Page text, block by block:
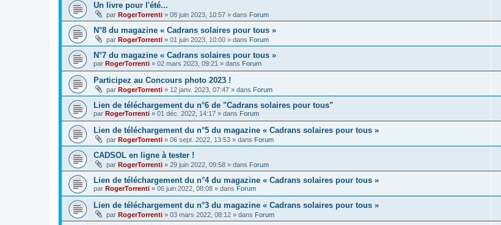
Un livre pour l'été...
par RogerTorrenti » 08 juin 2023, 10:57 » dans Forum
N°8 du magazine « Cadrans solaires pour tous »
par RogerTorrenti » 01 juin 2023, 10:00 » dans Forum
N°7 du magazine « Cadrans solaires pour tous »
par RogerTorrenti » 02 mars 2023, 09:21 » dans Forum
Participez au Concours photo 2023 !
par RogerTorrenti » 12 janv. 2023, 07:47 » dans Forum
Lien de téléchargement du n°6 de "Cadrans solaires pour tous"
par RogerTorrenti » 01 déc. 2022, 14:17 » dans Forum
Lien de téléchargement du n°5 du magazine « Cadrans solaires pour tous »
par RogerTorrenti » 06 sept. 2022, 13:53 » dans Forum
CADSOL en ligne à tester !
par RogerTorrenti » 29 juin 2022, 09:58 » dans Forum
Lien de téléchargement du n°4 du magazine « Cadrans solaires pour tous »
par RogerTorrenti » 06 juin 2022, 08:08 » dans Forum
Lien de téléchargement du n°3 du magazine « Cadrans solaires pour tous »
par RogerTorrenti » 03 mars 2022, 08:12 » dans Forum